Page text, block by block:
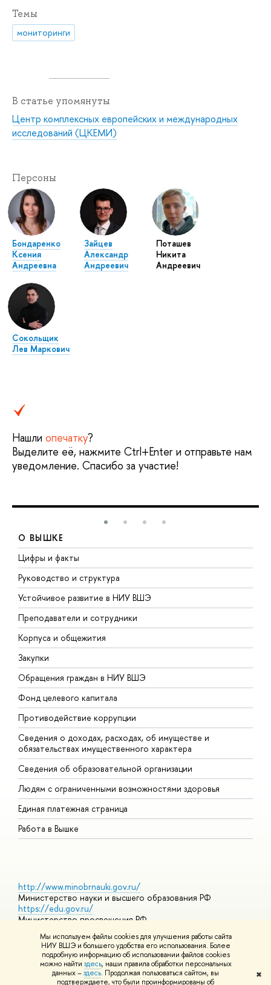
Мы используем файлы cookies для улучшения работы сайта
НИУ ВШЭ и большего удобства его использования. Более
подробную информацию об использовании файлов cookies
можно найти здесь, наши правила обработки персональных
данных –здесь. Продолжая пользоваться сайтом, вы
подтверждаете, что были проинформированы об
✖
Темы
мониторинги
В статье упомянуты
Центр комплексных европейских и международных
исследований (ЦКЕМИ)
Персоны
Бондаренко
Ксения
Андреевна
Зайцев
Александр
Андреевич
Поташев
Никита
Андреевич
Сокольщик
Лев Маркович
Нашли опечатку?
Выделите её, нажмите Ctrl+Enter и отправьте нам
уведомление. Спасибо за участие!
О ВЫШКЕ
Цифры и факты
Руководство и структура
Устойчивое развитие в НИУ ВШЭ
Преподаватели и сотрудники
Корпуса и общежития
Закупки
Обращения граждан в НИУ ВШЭ
Фонд целевого капитала
Противодействие коррупции
Сведения о доходах, расходах, об имуществе и
обязательствах имущественного характера
Сведения об образовательной организации
Людям с ограниченными возможностями здоровья
Единая платежная страница
Работа в Вышке
http://www.minobrnauki.gov.ru/
Министерство науки и высшего образования РФ
https://edu.gov.ru/
Министерство просвещения РФ
Массовые открытые онлайн-курсы
© НИУ ВШЭ 1993–2026 Адреса и контактыУсловия